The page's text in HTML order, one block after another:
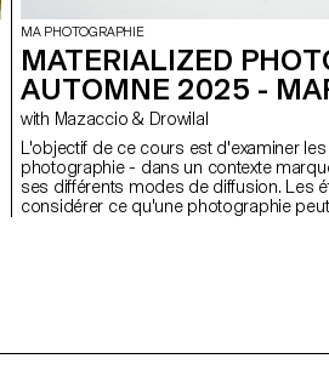
MA PHOTOGRAPHIE
MATERIALIZED
AUTOMNE 2025 -
with Mazaccio & Drowilal
L'objectif de ce cours est d'examiner
photographie - dans un contexte
ses différents modes de diffusion. Les
considérer ce qu'une photographie